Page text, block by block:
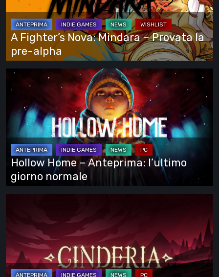
Provata
la
alpha
A Fighter’s Nova: Mindara – Provata la
pre-alpha
Hollow
Home
Anteprima:
l’ultimo
giorno
normale
Hollow Home – Anteprima: l’ultimo
giorno normale
provato
l’Early
Access:
una